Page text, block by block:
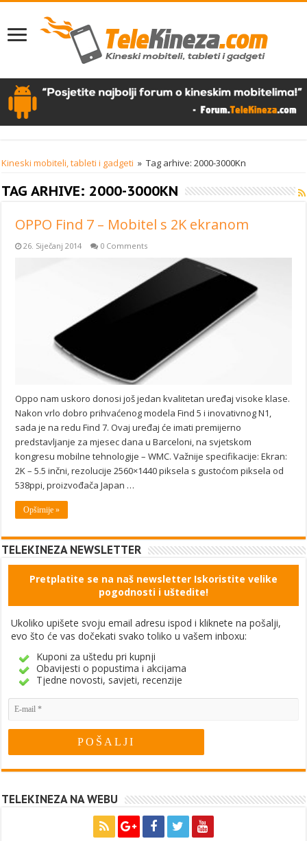
Kineski mobiteli, tableti i gadgeti » Tag arhive: 2000-3000Kn
TAG ARHIVE: 2000-3000KN
OPPO Find 7 – Mobitel s 2K ekranom
26. Siječanj 2014 0 Comments
Oppo nam uskoro donosi još jedan kvalitetan uređaj visoke klase.
Nakon vrlo dobro prihvaćenog modela Find 5 i inovativnog N1,
sada je na redu Find 7. Ovaj uređaj će imati premijerno
predstavljanje za mjesec dana u Barceloni, na svjetskom
kongresu mobilne tehnologije – WMC. Važnije specifikacije: Ekran:
2K – 5.5 inčni, rezolucije 2560×1440 piksela s gustoćom piksela od
538ppi, proizvođača Japan …
Opširnije »
TELEKINEZA NEWSLETTER
Pretplatite se na naš newsletter Iskoristite velike
pogodnosti i uštedite!
Ukoliko upišete svoju email adresu ispod i kliknete na pošalji,
evo što će vas dočekati svako toliko u vašem inboxu:
Kuponi za uštedu pri kupnji
Obavijesti o popustima i akcijama
Tjedne novosti, savjeti, recenzije
TELEKINEZA NA WEBU